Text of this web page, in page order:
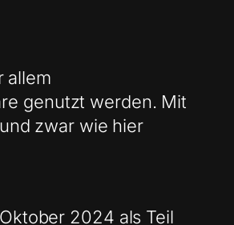
allem
genutzt werden. Mit
zwar wie hier
2024 als Teil